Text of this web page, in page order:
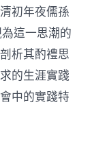
初年夜儒孫
這一思潮的
析其酌禮思
的生涯實踐
中的實踐特